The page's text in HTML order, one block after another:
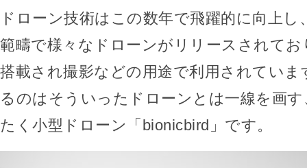
ドローン技術はこの数年で飛躍的に向上し
範疇で様々なドローンがリリースされてお
搭載され撮影などの用途で利用されていま
るのはそういったドローンとは一線を画
たく小型ドローン「bionicbird」です。